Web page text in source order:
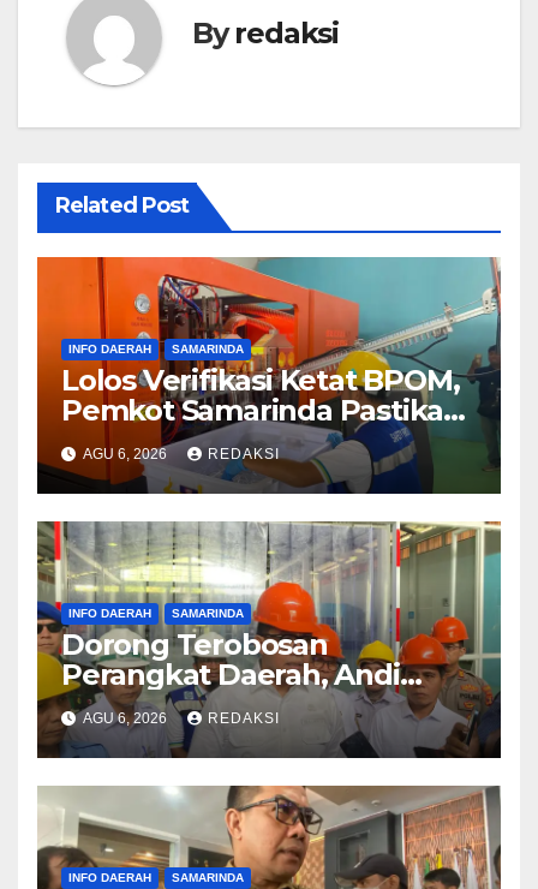
Byredaksi
Related Post
INFO DAERAH SAMARINDA
Lolos Verifikasi Ketat BPOM,
Pemkot Samarinda Pastikan
SAMAQUA Siap Bersaing
Sehat di Pasar Lokal
AGU 6, 2026 REDAKSI
INFO DAERAH SAMARINDA
Dorong Terobosan
Perangkat Daerah, Andi
Harun Apresiasi
Pembangunan TPI Modern
dan Cold Storage Harapan
Baru
AGU 6, 2026 REDAKSI
INFO DAERAH SAMARINDA